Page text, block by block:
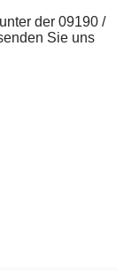
der 09190 /
Sie uns